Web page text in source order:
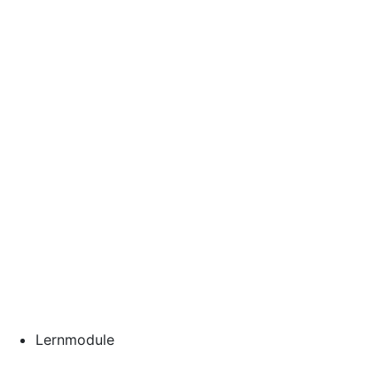
Lernmodule